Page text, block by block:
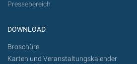
Pressebereich
DOWNLOAD
Broschüre
Karten und Veranstaltungskalender